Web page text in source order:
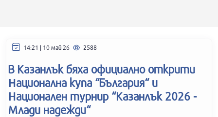
14:21 | 10 май 26 2588
В Казанлък бяха официално открити
Национална купа “България“ и
Национален турнир “Казанлък 2026 -
Млади надежди“